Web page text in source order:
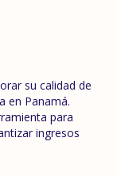
su calidad de
en Panamá.
para
ingresos